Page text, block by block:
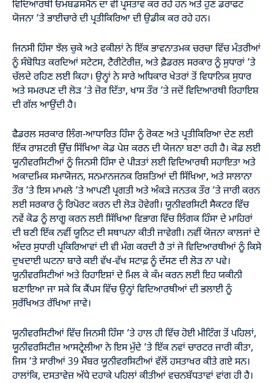
ਵਿਦਿਆਰਥੀ ਓਮਬਡਸਮੈਨ ਦਾ ਵੀ ਪ੍ਰਸਤਾਵ ਕਰ ਰਹੇ ਹਨ ਅਤੇ ਹੁਣ ਡਰਾਫਟ
ਯੋਜਨਾ ’ਤੇ ਭਾਈਚਾਰੇ ਦੀ ਪ੍ਰਤੀਕਿਰਿਆ ਦੀ ਉਡੀਕ ਕਰ ਰਹੇ ਹਨ।
ਜਿਨਸੀ ਹਿੰਸਾ ਝੱਲ ਚੁਕੇ ਅਤੇ ਵਕੀਲਾਂ ਨੇ ਇੱਕ ਭਾਵਨਾਤਮਕ ਚਰਚਾ ਵਿੱਚ ਮੰਤਰੀਆਂ
ਨੂੰ ਸੰਬੋਧਿਤ ਕਰਦਿਆਂ ਸਟੇਟਸ, ਟੈਰੀਟੋਰੀਜ਼, ਅਤੇ ਫ਼ੈਡਰਲ ਸਰਕਾਰ ਨੂੰ ਸੁਧਾਰਾਂ ’ਤੇ
ਚੱਲਦੇ ਰਹਿਣ ਲਈ ਕਿਹਾ। ਉਨ੍ਹਾਂ ਨੇ ਸਾਰੇ ਅਧਿਕਾਰ ਖੇਤਰਾਂ ਤੋਂ ਵਿਧਾਨਿਕ ਸੁਧਾਰ
ਅਤੇ ਸਮਰਪਣ ਦੀ ਲੋੜ ’ਤੇ ਜ਼ੋਰ ਦਿੱਤਾ, ਖਾਸ ਤੌਰ ’ਤੇ ਜਦੋਂ ਵਿਦਿਆਰਥੀ ਰਿਹਾਇਸ਼
ਦੀ ਗੱਲ ਆਉਂਦੀ ਹੈ।
ਫੈਡਰਲ ਸਰਕਾਰ ਲਿੰਗ-ਆਧਾਰਿਤ ਹਿੰਸਾ ਨੂੰ ਰੋਕਣ ਅਤੇ ਪ੍ਰਤੀਕਿਰਿਆ ਦੇਣ ਲਈ
ਇੱਕ ਰਾਸ਼ਟਰੀ ਉੱਚ ਸਿੱਖਿਆ ਕੋਡ ਪੇਸ਼ ਕਰਨ ਦੀ ਯੋਜਨਾ ਬਣਾ ਰਹੀ ਹੈ। ਕੋਡ ਲਈ
ਯੂਨੀਵਰਸਿਟੀਆਂ ਨੂੰ ਜਿਨਸੀ ਹਿੰਸਾ ਦੇ ਪੀੜਤਾਂ ਲਈ ਵਿਦਿਆਰਥੀ ਸਹਾਇਤਾ ਅਤੇ
ਅਕਾਦਮਿਕ ਸਮਾਯੋਜਨ, ਸਨਮਾਨਜਨਕ ਰਿਸ਼ਤਿਆਂ ਦੀ ਸਿੱਖਿਆ, ਅਤੇ ਸਾਲਾਨਾ
ਤੌਰ ’ਤੇ ਇਸ ਮਾਮਲੇ ’ਤੇ ਆਪਣੀ ਪ੍ਰਗਤੀ ਅਤੇ ਅੰਕੜੇ ਜਨਤਕ ਤੌਰ ’ਤੇ ਜਾਰੀ ਕਰਨ
ਲਈ ਸਰਕਾਰ ਨੂੰ ਰਿਪੋਰਟ ਕਰਨ ਦੀ ਲੋੜ ਹੋਵੇਗੀ। ਯੂਨੀਵਰਸਿਟੀ ਸੈਕਟਰ ਵਿੱਚ
ਨਵੇਂ ਕੋਡ ਨੂੰ ਲਾਗੂ ਕਰਨ ਲਈ ਸਿੱਖਿਆ ਵਿਭਾਗ ਵਿੱਚ ਲਿੰਗਕ ਹਿੰਸਾ ਦੇ ਮਾਹਿਰਾਂ
ਦੀ ਬਣੀ ਇੱਕ ਨਵੀਂ ਯੂਨਿਟ ਦੀ ਸਥਾਪਨਾ ਕੀਤੀ ਜਾਵੇਗੀ। ਨਵੀਂ ਯੋਜਨਾ ਕਾਲਜਾਂ ਦੇ
ਅੰਦਰ ਸੁਧਾਰੀ ਪ੍ਰਕਿਰਿਆਵਾਂ ਦੀ ਵੀ ਮੰਗ ਕਰਦੀ ਹੈ ਤਾਂ ਜੋ ਵਿਦਿਆਰਥੀਆਂ ਨੂੰ ਕਿਸੇ
ਦੁਖਦਾਈ ਘਟਨਾ ਬਾਰੇ ਕਈ ਵੱਖ-ਵੱਖ ਸਟਾਫ਼ ਨੂੰ ਦੱਸਣ ਦੀ ਲੋੜ ਨਾ ਪਵੇ।
ਯੂਨੀਵਰਸਿਟੀਆਂ ਅਤੇ ਰਿਹਾਇਸ਼ਾਂ ਦੇ ਮਿਲ ਕੇ ਕੰਮ ਕਰਨ ਲਈ ਇਹ ਯਕੀਨੀ
ਬਣਾਇਆ ਜਾ ਸਕੇ ਕਿ ਕੈਂਪਸ ਵਿੱਚ ਉਨ੍ਹਾਂ ਵਿਦਿਆਰਥੀਆਂ ਦੀ ਭਲਾਈ ਨੂੰ
ਸੁਰੱਖਿਅਤ ਰੱਖਿਆ ਜਾਵੇ।
ਯੂਨੀਵਰਸਿਟੀਆਂ ਵਿੱਚ ਜਿਨਸੀ ਹਿੰਸਾ ’ਤੇ ਹਾਲ ਹੀ ਵਿੱਚ ਹੋਈ ਮੀਟਿੰਗ ਤੋਂ ਪਹਿਲਾਂ,
ਯੂਨੀਵਰਸਿਟੀਜ਼ ਆਸਟ੍ਰੇਲੀਆ ਨੇ ਇਸ ਮੁੱਦੇ ’ਤੇ ਇੱਕ ਨਵਾਂ ਚਾਰਟਰ ਜਾਰੀ ਕੀਤਾ,
ਜਿਸ ’ਤੇ ਸਾਰੀਆਂ 39 ਮੈਂਬਰ ਯੂਨੀਵਰਸਿਟੀਆਂ ਵੱਲੋਂ ਹਸਤਾਖਰ ਕੀਤੇ ਗਏ ਸਨ।
ਹਾਲਾਂਕਿ, ਦਸਤਾਵੇਜ਼ ਅੱਧੇ ਦਹਾਕੇ ਪਹਿਲਾਂ ਕੀਤੀਆਂ ਵਚਨਬੱਧਤਾਵਾਂ ਵਾਂਗ ਹੀ ਹੈ।